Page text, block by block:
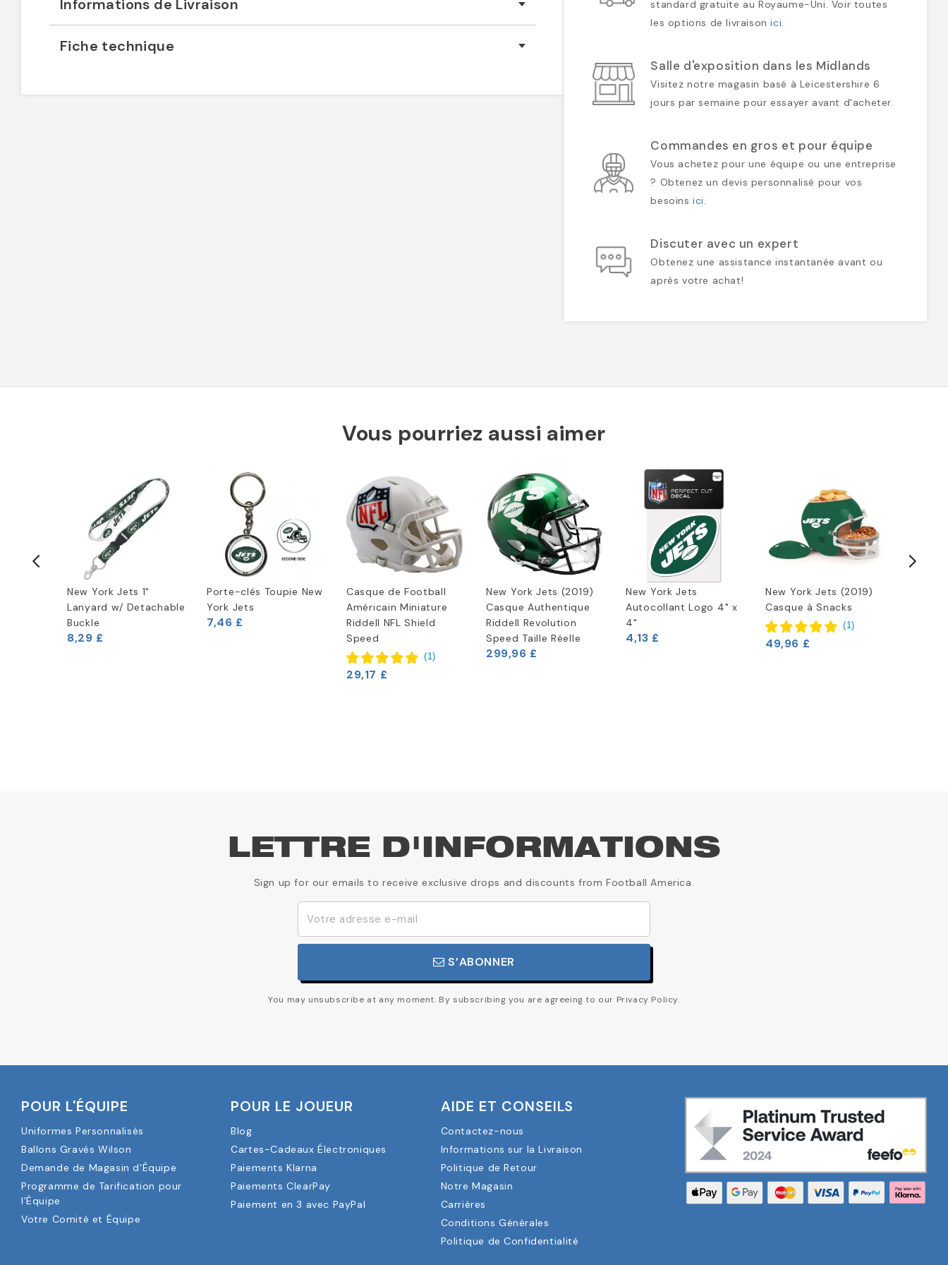
Informations de Livraison
Fiche technique
standard gratuite au Royaume-Uni. Voir toutes
les options de livraisonici.
Salle d'exposition dans les Midlands
Visitez notre magasin basé à Leicestershire 6
jours par semaine pour essayer avant d'acheter.
Commandes en gros et pour équipe
Vous achetez pour une équipe ou une entreprise
? Obtenez un devis personnalisé pour vos
besoinsici.
Discuter avec un expert
Obtenez une assistance instantanée avant ou
après votre achat!
Vous pourriez aussi aimer
New York Jets 1"
Lanyard w/ Detachable
Buckle
8,29 £
Porte-clés Toupie New
York Jets
7,46 £
Casque de Football
Américain Miniature
Riddell NFL Shield
Speed
(1)
29,17 £
New York Jets (2019)
Casque Authentique
Riddell Revolution
Speed Taille Réelle
299,96 £
New York Jets
Autocollant Logo 4" x
4"
4,13 £
New York Jets (2019)
Casque à Snacks
(1)
49,96 £
LETTRE D'INFORMATIONS
Sign up for our emails to receive exclusive drops and discounts from Football America.
S’ABONNER
You may unsubscribe at any moment. By subscribing you are agreeing to our Privacy Policy.
POUR L'ÉQUIPE
Uniformes Personnalisés
Ballons Gravés Wilson
Demande de Magasin d'Équipe
Programme de Tarification pour
l'Équipe
Votre Comité et Équipe
POUR LE JOUEUR
Blog
Cartes-Cadeaux Électroniques
Paiements Klarna
Paiements ClearPay
Paiement en 3 avec PayPal
AIDE ET CONSEILS
Contactez-nous
Informations sur la Livraison
Politique de Retour
Notre Magasin
Carrières
Conditions Générales
Politique de Confidentialité